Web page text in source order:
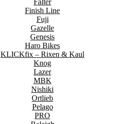
Falter
Finish Line
Fuji
Gazelle
Genesis
Haro Bikes
KLICKfix – Rixen & Kaul
Knog
Lazer
MBK
Nishiki
Ortlieb
Pelago
PRO